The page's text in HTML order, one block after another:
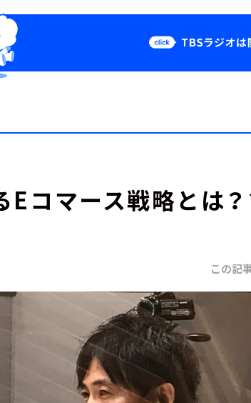
Podcast
Eコマース戦略とは？
この記